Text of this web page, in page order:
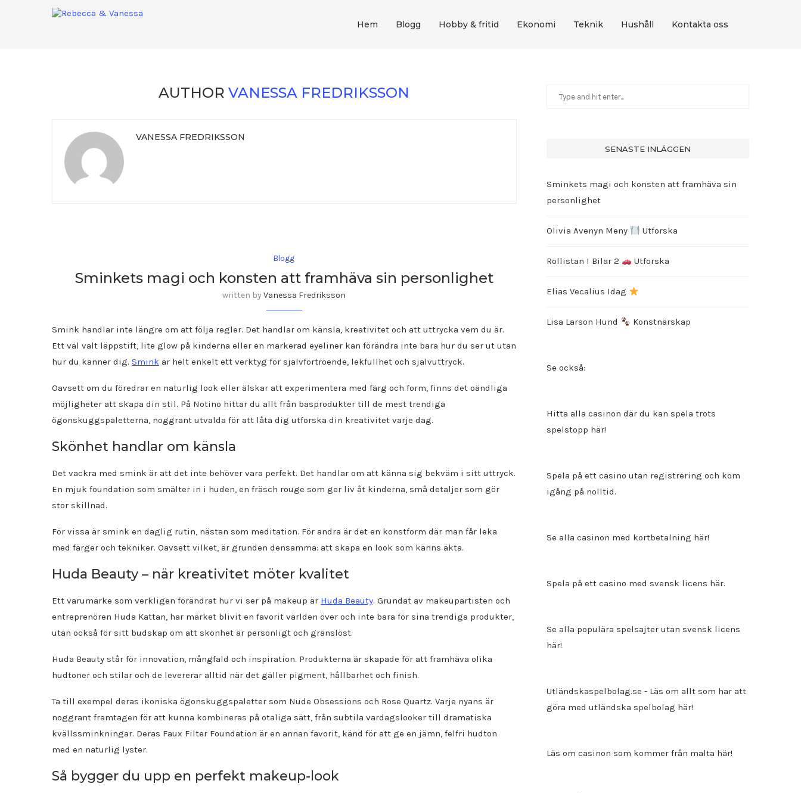
Hem Blogg Hobby & fritid Ekonomi Teknik Hushåll Kontakta oss
AUTHORVANESSA FREDRIKSSON
VANESSA FREDRIKSSON
Blogg
Sminkets magi och konsten att framhäva sin personlighet
written byVanessa Fredriksson
Smink handlar inte längre om att följa regler. Det handlar om känsla, kreativitet och att uttrycka vem du är.
Ett väl valt läppstift, lite glow på kinderna eller en markerad eyeliner kan förändra inte bara hur du ser ut utan
hur du känner dig. Smink är helt enkelt ett verktyg för självförtroende, lekfullhet och självuttryck.
Oavsett om du föredrar en naturlig look eller älskar att experimentera med färg och form, finns det oändliga
möjligheter att skapa din stil. På Notino hittar du allt från basprodukter till de mest trendiga
ögonskuggspaletterna, noggrant utvalda för att låta dig utforska din kreativitet varje dag.
Skönhet handlar om känsla
Det vackra med smink är att det inte behöver vara perfekt. Det handlar om att känna sig bekväm i sitt uttryck.
En mjuk foundation som smälter in i huden, en fräsch rouge som ger liv åt kinderna, små detaljer som gör
stor skillnad.
För vissa är smink en daglig rutin, nästan som meditation. För andra är det en konstform där man får leka
med färger och tekniker. Oavsett vilket, är grunden densamma: att skapa en look som känns äkta.
Huda Beauty – när kreativitet möter kvalitet
Ett varumärke som verkligen förändrat hur vi ser på makeup är Huda Beauty. Grundat av makeupartisten och
entreprenören Huda Kattan, har märket blivit en favorit världen över och inte bara för sina trendiga produkter,
utan också för sitt budskap om att skönhet är personligt och gränslöst.
Huda Beauty står för innovation, mångfald och inspiration. Produkterna är skapade för att framhäva olika
hudtoner och stilar och de levererar alltid när det gäller pigment, hållbarhet och finish.
Ta till exempel deras ikoniska ögonskuggspaletter som Nude Obsessions och Rose Quartz. Varje nyans är
noggrant framtagen för att kunna kombineras på otaliga sätt, från subtila vardagslooker till dramatiska
kvällssminkningar. Deras Faux Filter Foundation är en annan favorit, känd för att ge en jämn, felfri hudton
med en naturlig lyster.
Så bygger du upp en perfekt makeup-look
SENASTE INLÄGGEN
Sminkets magi och konsten att framhäva sin
personlighet
Olivia Avenyn Meny Utforska
Rollistan I Bilar 2 Utforska
Elias Vecalius Idag
Lisa Larson Hund Konstnärskap
Se också:
Hitta alla casinon där du kan spela trots
spelstopp här!
Spela på ett casino utan registrering och kom
igång på nolltid.
Se alla casinon med kortbetalning här!
Spela på ett casino med svensk licens här.
Se alla populära spelsajter utan svensk licens
här!
Utländskaspelbolag.se - Läs om allt som har att
göra med utländska spelbolag här!
Läs om casinon som kommer från malta här!